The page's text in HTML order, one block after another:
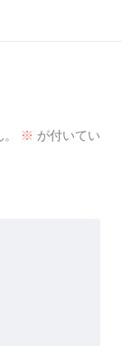
※ が付いてい